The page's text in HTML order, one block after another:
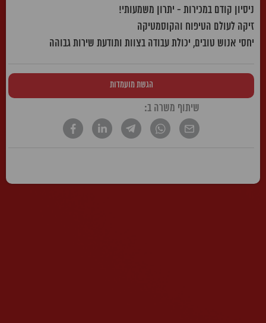
ניסיון קודם במכירות - יתרון משמעותי!
זיקה לעולם הטיפוח והקוסמטיקה
יחסי אנוש טובים, יכולת עבודה בצוות ותודעת שירות גבוהה
הגשת מועמדות
שיתוף משרה ב: